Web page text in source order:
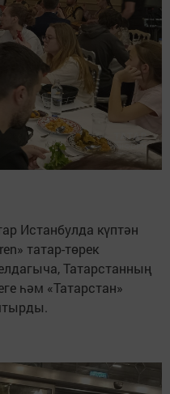
Истанбулда күптән
татар-төрек
Татарстанның
һәм «Татарстан»